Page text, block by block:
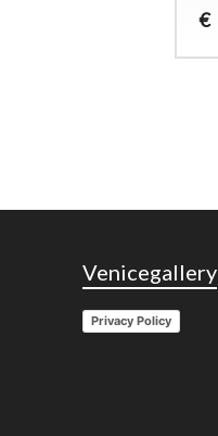
€
Venicegallery
Privacy Policy